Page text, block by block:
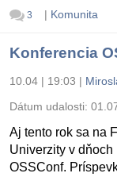
3 | Komunita
Konferencia
10.04 | 19:03 |
Dátum udalosti:
Aj tento rok sa na
Univerzity v
OSSConf.